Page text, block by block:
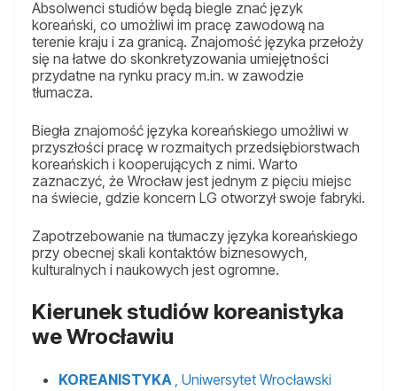
Absolwenci studiów będą biegle znać język
koreański, co umożliwi im pracę zawodową na
terenie kraju i za granicą. Znajomość języka przełoży
się na łatwe do skonkretyzowania umiejętności
przydatne na rynku pracy m.in. w zawodzie
tłumacza.
Biegła znajomość języka koreańskiego umożliwi w
przyszłości pracę w rozmaitych przedsiębiorstwach
koreańskich i kooperujących z nimi. Warto
zaznaczyć, że Wrocław jest jednym z pięciu miejsc
na świecie, gdzie koncern LG otworzył swoje fabryki.
Zapotrzebowanie na tłumaczy języka koreańskiego
przy obecnej skali kontaktów biznesowych,
kulturalnych i naukowych jest ogromne.
Kierunek studiów koreanistyka
we Wrocławiu
KOREANISTYKA , Uniwersytet Wrocławski